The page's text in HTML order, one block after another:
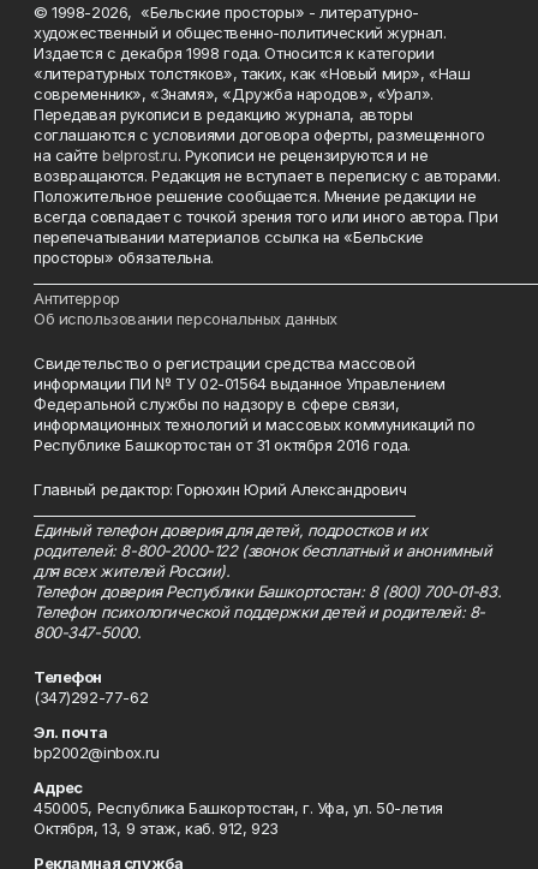
© 1998-2026, «Бельские просторы» - литературно-
художественный и общественно-политический журнал.
Издается с декабря 1998 года. Относится к категории
«литературных толстяков», таких, как «Новый мир», «Наш
современник», «Знамя», «Дружба народов», «Урал».
Передавая рукописи в редакцию журнала, авторы
соглашаются с условиями договора оферты, размещенного
на сайтеbelprost.ru. Рукописи не рецензируются и не
возвращаются. Редакция не вступает в переписку с авторами.
Положительное решение сообщается. Мнение редакции не
всегда совпадает с точкой зрения того или иного автора. При
перепечатывании материалов ссылка на «Бельские
просторы» обязательна.
Антитеррор
Об использовании персональных данных
Свидетельство о регистрации средства массовой
информации ПИ № ТУ 02-01564 выданное Управлением
Федеральной службы по надзору в сфере связи,
информационных технологий и массовых коммуникаций по
Республике Башкортостан от 31 октября 2016 года.
Главный редактор: Горюхин Юрий Александрович
Единый телефон доверия для детей, подростков и их
родителей: 8-800-2000-122 (звонок бесплатный и анонимный
для всех жителей России).
Телефон доверия Республики Башкортостан: 8 (800) 700-01-83.
Телефон психологической поддержки детей и родителей: 8-
800-347-5000.
Телефон
(347)292-77-62
Эл. почта
bp2002@inbox.ru
Адрес
450005, Республика Башкортостан, г. Уфа, ул. 50-летия
Октября, 13, 9 этаж, каб. 912, 923
Рекламная служба